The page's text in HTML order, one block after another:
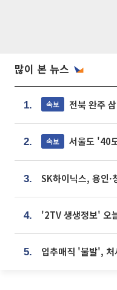
많이 본 뉴스
1. 속보 전북 완주
2. 속보 서울도 '40
3.
4.
5. 입추매직 '불발',